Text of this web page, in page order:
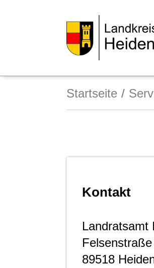
Startseite
Kontakt
Landratsamt
89518